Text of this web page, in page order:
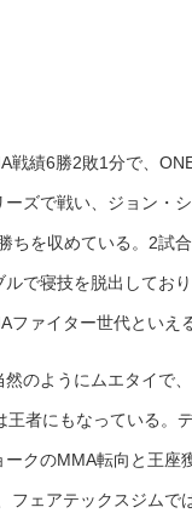
戦績6勝2敗1分で、
ズで戦い、ジョン・
ちを収めている。2試
で寝技を脱出してお
ファイター世代といえる
のようにムエタイで
王者にもなっている。
ークのMMA転向と王座
フェアテックスジムで